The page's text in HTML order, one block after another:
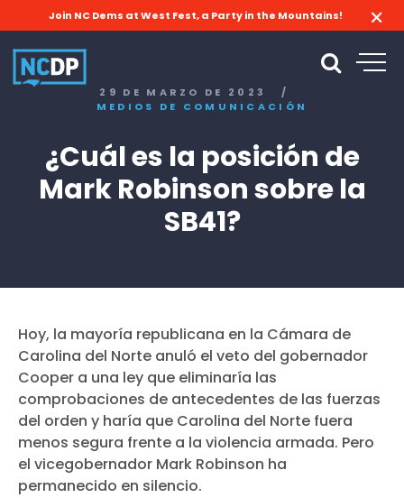
Join NC Dems at West Fest, a Party in the Mountains!
29 DE MARZO DE 2023
/
MEDIOS DE COMUNICACIÓN
¿Cuál es la posición de
Mark Robinson sobre la
SB41?
Hoy, la mayoría republicana en la Cámara de
Carolina del Norte anuló el veto del gobernador
Cooper a una ley que eliminaría las
comprobaciones de antecedentes de las fuerzas
del orden y haría que Carolina del Norte fuera
menos segura frente a la violencia armada. Pero
el vicegobernador Mark Robinson ha
permanecido en silencio.